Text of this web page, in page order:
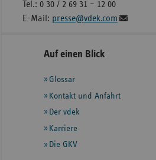
Tel.: 0 30 / 2 69 31 – 12 00
E-Mail: presse@vdek.com
Seitennavigation
Seitenleiste
weiteren
Informationen
Auf einen Blick
Glossar
Kontakt und Anfahrt
Der vdek
Karriere
Die GKV